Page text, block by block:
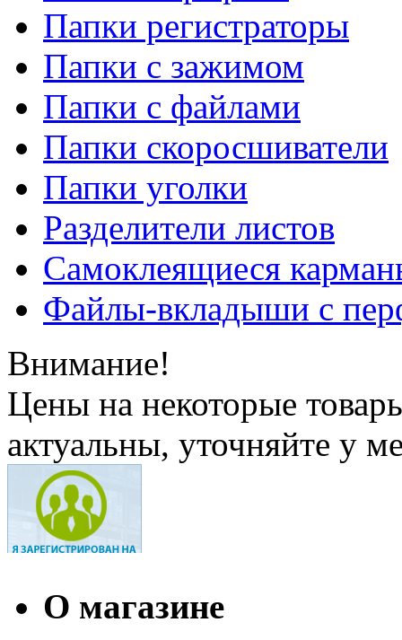
Папки регистраторы
Папки с зажимом
Папки с файлами
Папки скоросшиватели
Папки уголки
Разделители листов
Самоклеящиеся
Файлы-вкладыши с
Внимание!
Цены на некоторые
актуальны, уточняйте у
О магазине